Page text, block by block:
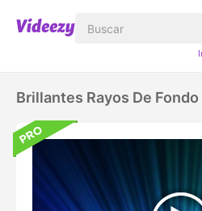
Brillantes Rayos De